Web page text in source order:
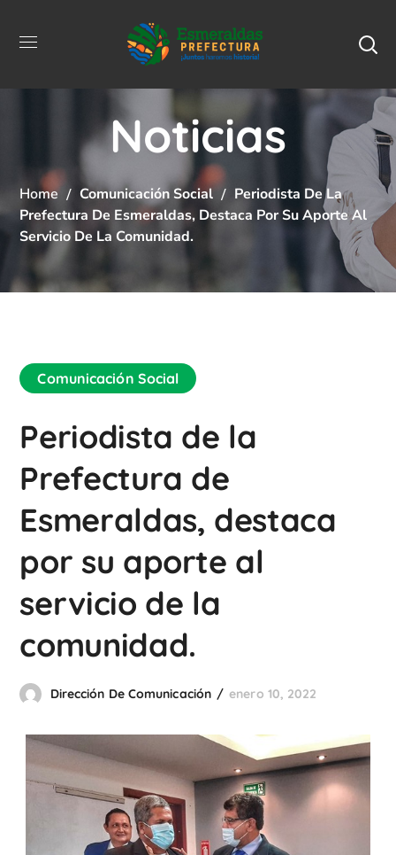
Noticias
Home Comunicación Social
Periodista De La
Prefectura De Esmeraldas, Destaca Por Su Aporte Al
Servicio De La Comunidad.
Comunicación Social
Periodista de la
Prefectura de
Esmeraldas, destaca
por su aporte al
servicio de la
comunidad.
Dirección De Comunicación enero 10, 2022